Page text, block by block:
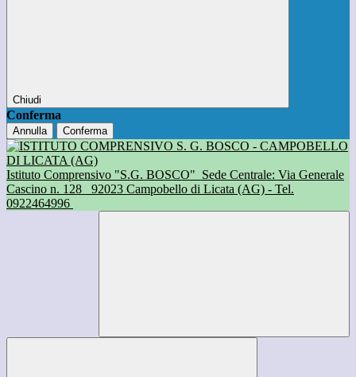
Chiudi
Conferma
Annulla Conferma
Istituto Comprensivo "S.G. BOSCO" Sede Centrale: Via Generale
Cascino n. 128
92023 Campobello di Licata (AG) - Tel.
0922464996